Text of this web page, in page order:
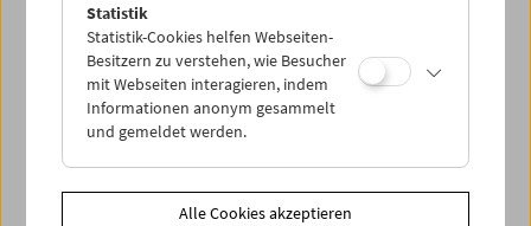
"Ich bin einer der 500 von 150.000"
Simon Wiesenthal im Interview
Statistik
Statistik-Cookies helfen Webseiten-
Besitzern zu verstehen, wie Besucher
mit Webseiten interagieren, indem
Informationen anonym gesammelt
und gemeldet werden.
Alle Cookies akzeptieren